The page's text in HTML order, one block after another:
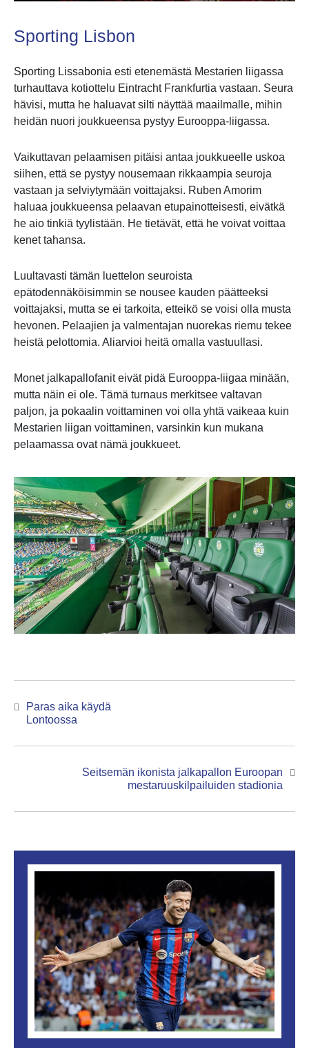
Sporting Lisbon
Sporting Lissabonia esti etenemästä Mestarien liigassa
turhauttava kotiottelu Eintracht Frankfurtia vastaan. Seura
hävisi, mutta he haluavat silti näyttää maailmalle, mihin
heidän nuori joukkueensa pystyy Eurooppa-liigassa.
Vaikuttavan pelaamisen pitäisi antaa joukkueelle uskoa
siihen, että se pystyy nousemaan rikkaampia seuroja
vastaan ja selviytymään voittajaksi. Ruben Amorim
haluaa joukkueensa pelaavan etupainotteisesti, eivätkä
he aio tinkiä tyylistään. He tietävät, että he voivat voittaa
kenet tahansa.
Luultavasti tämän luettelon seuroista
epätodennäköisimmin se nousee kauden päätteeksi
voittajaksi, mutta se ei tarkoita, etteikö se voisi olla musta
hevonen. Pelaajien ja valmentajan nuorekas riemu tekee
heistä pelottomia. Aliarvioi heitä omalla vastuullasi.
Monet jalkapallofanit eivät pidä Eurooppa-liigaa minään,
mutta näin ei ole. Tämä turnaus merkitsee valtavan
paljon, ja pokaalin voittaminen voi olla yhtä vaikeaa kuin
Mestarien liigan voittaminen, varsinkin kun mukana
pelaamassa ovat nämä joukkueet.
selaus
Previous
post:
Paras aika käydä
Lontoossa
Seitsemän ikonista jalkapallon Euroopan
mestaruuskilpailuiden stadionia